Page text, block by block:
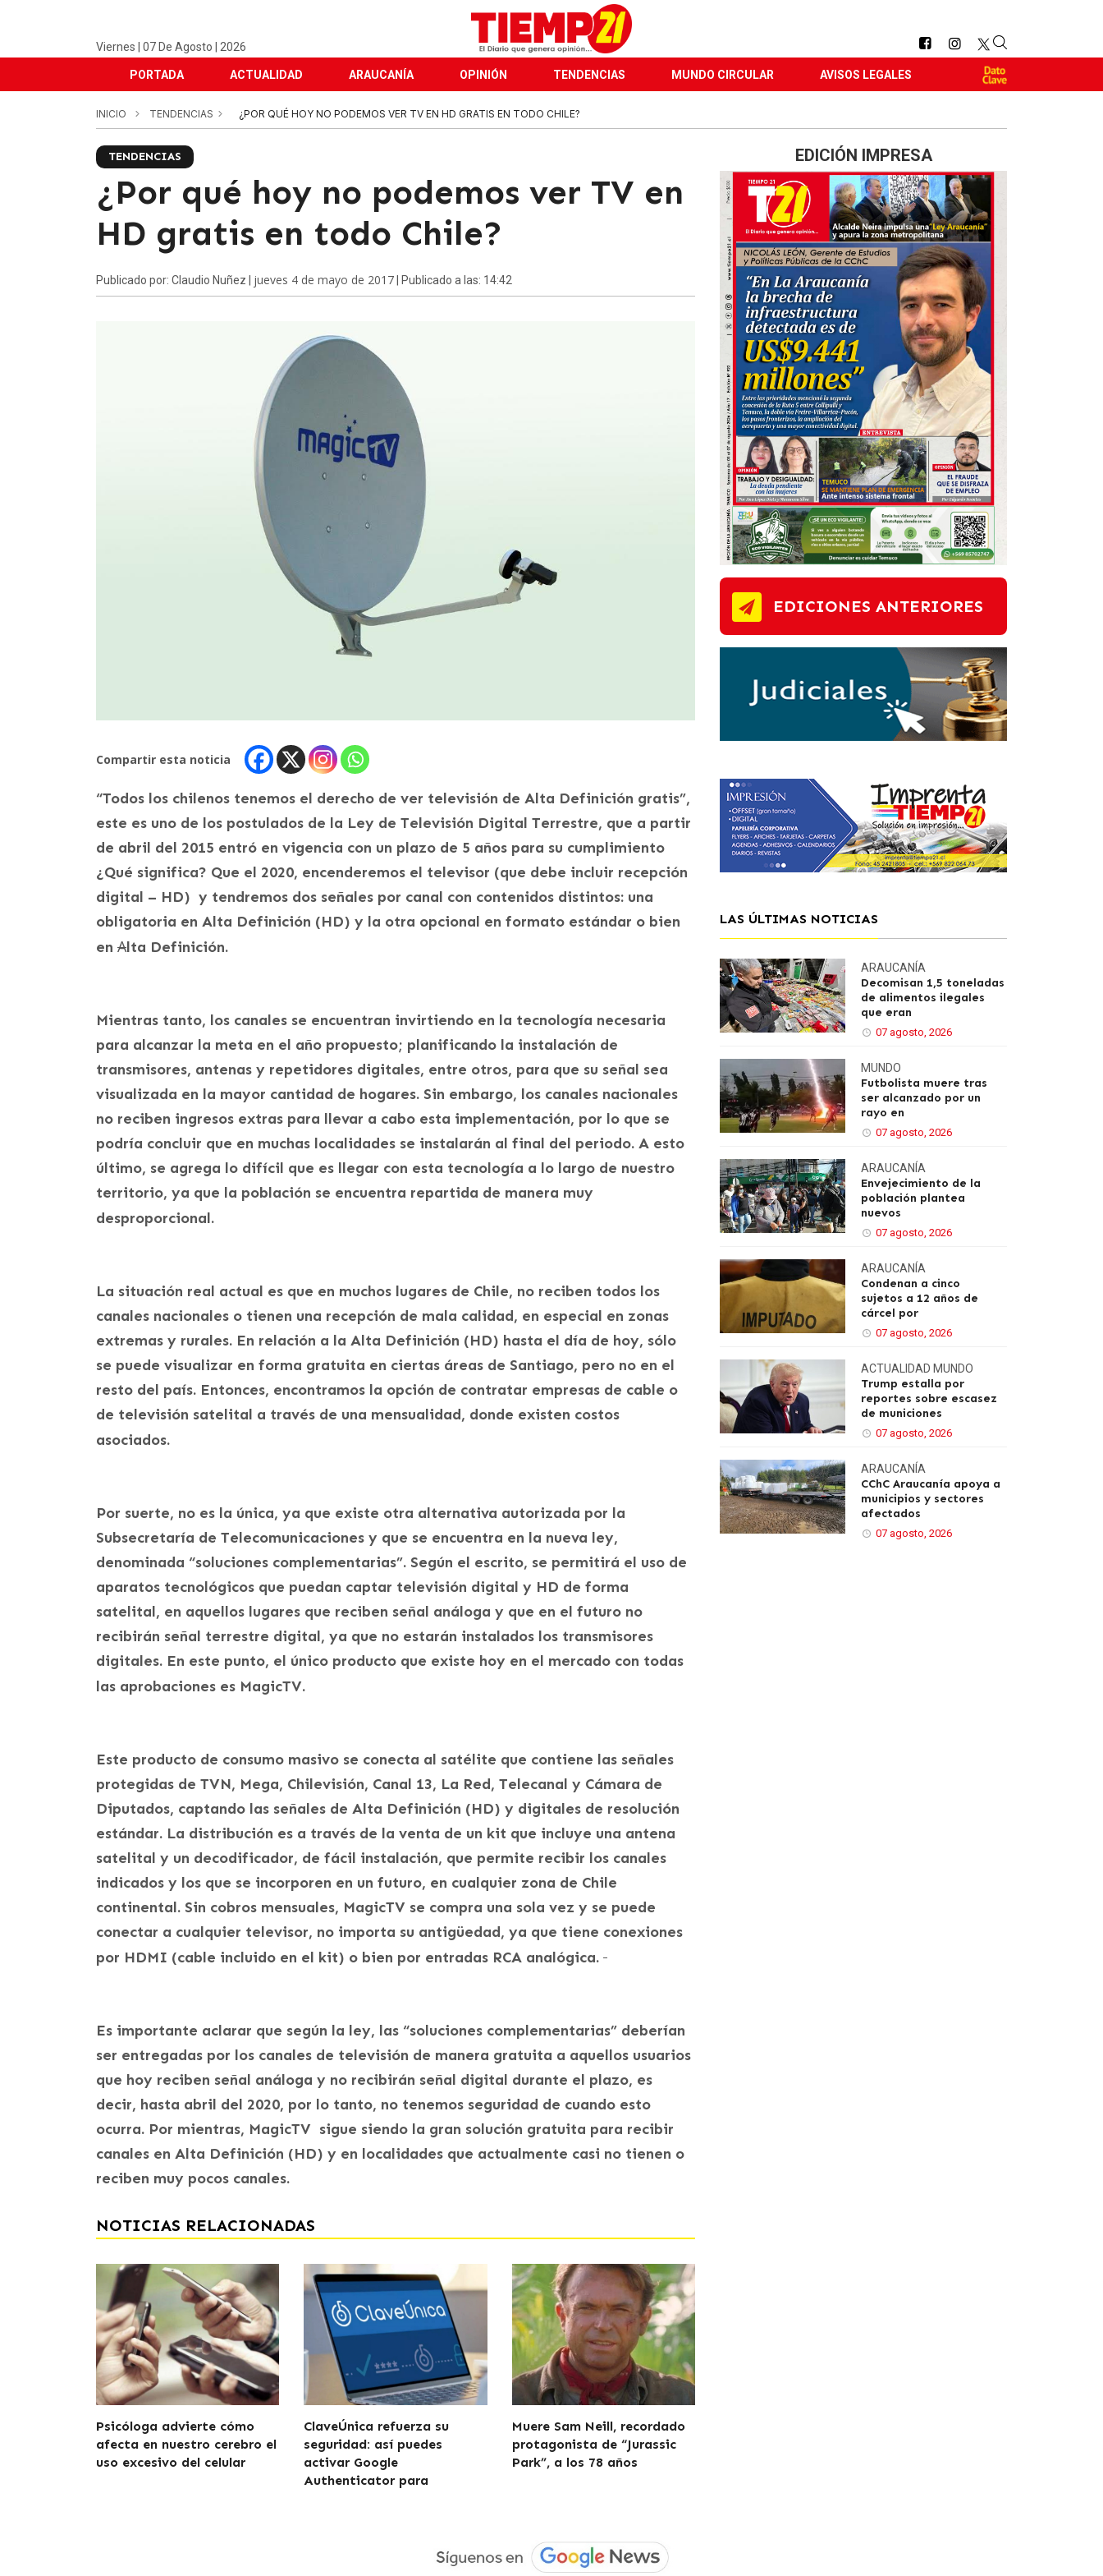
Viernes | 07 De Agosto | 2026
PORTADA ACTUALIDAD ARAUCANÍA OPINIÓN TENDENCIAS MUNDO CIRCULAR AVISOS LEGALES
INICIO TENDENCIAS ¿POR QUÉ HOY NO PODEMOS VER TV EN HD GRATIS EN TODO CHILE?
TENDENCIAS
¿Por qué hoy no podemos ver TV en
HD gratis en todo Chile?
Publicado por: Claudio Nuñez | jueves 4 de mayo de 2017 | Publicado a las: 14:42
Compartir esta noticia
“Todos los chilenos tenemos el derecho de ver televisión de Alta Definición gratis”,
este es uno de los postulados de la Ley de Televisión Digital Terrestre, que a partir
de abril del 2015 entró en vigencia con un plazo de 5 años para su cumplimiento
¿Qué significa? Que el 2020, encenderemos el televisor (que debe incluir recepción
digital – HD) y tendremos dos señales por canal con contenidos distintos: una
obligatoria en Alta Definición (HD) y la otra opcional en formato estándar o bien
en Alta Definición.
Mientras tanto, los canales se encuentran invirtiendo en la tecnología necesaria
para alcanzar la meta en el año propuesto; planificando la instalación de
transmisores, antenas y repetidores digitales, entre otros, para que su señal sea
visualizada en la mayor cantidad de hogares. Sin embargo, los canales nacionales
no reciben ingresos extras para llevar a cabo esta implementación, por lo que se
podría concluir que en muchas localidades se instalarán al final del periodo. A esto
último, se agrega lo difícil que es llegar con esta tecnología a lo largo de nuestro
territorio, ya que la población se encuentra repartida de manera muy
desproporcional.
La situación real actual es que en muchos lugares de Chile, no reciben todos los
canales nacionales o tienen una recepción de mala calidad, en especial en zonas
extremas y rurales. En relación a la Alta Definición (HD) hasta el día de hoy, sólo
se puede visualizar en forma gratuita en ciertas áreas de Santiago, pero no en el
resto del país. Entonces, encontramos la opción de contratar empresas de cable o
de televisión satelital a través de una mensualidad, donde existen costos
asociados.
Por suerte, no es la única, ya que existe otra alternativa autorizada por la
Subsecretaría de Telecomunicaciones y que se encuentra en la nueva ley,
denominada “soluciones complementarias”. Según el escrito, se permitirá el uso de
aparatos tecnológicos que puedan captar televisión digital y HD de forma
satelital, en aquellos lugares que reciben señal análoga y que en el futuro no
recibirán señal terrestre digital, ya que no estarán instalados los transmisores
digitales. En este punto, el único producto que existe hoy en el mercado con todas
las aprobaciones es MagicTV.
Este producto de consumo masivo se conecta al satélite que contiene las señales
protegidas de TVN, Mega, Chilevisión, Canal 13, La Red, Telecanal y Cámara de
Diputados, captando las señales de Alta Definición (HD) y digitales de resolución
estándar. La distribución es a través de la venta de un kit que incluye una antena
satelital y un decodificador, de fácil instalación, que permite recibir los canales
indicados y los que se incorporen en un futuro, en cualquier zona de Chile
continental. Sin cobros mensuales, MagicTV se compra una sola vez y se puede
conectar a cualquier televisor, no importa su antigüedad, ya que tiene conexiones
por HDMI (cable incluido en el kit) o bien por entradas RCA analógica.
Es importante aclarar que según la ley, las “soluciones complementarias” deberían
ser entregadas por los canales de televisión de manera gratuita a aquellos usuarios
que hoy reciben señal análoga y no recibirán señal digital durante el plazo, es
decir, hasta abril del 2020, por lo tanto, no tenemos seguridad de cuando esto
ocurra. Por mientras, MagicTV sigue siendo la gran solución gratuita para recibir
canales en Alta Definición (HD) y en localidades que actualmente casi no tienen o
reciben muy pocos canales.
NOTICIAS RELACIONADAS
Psicóloga advierte cómo
afecta en nuestro cerebro el
uso excesivo del celular
ClaveÚnica refuerza su
seguridad: así puedes
activar Google
Authenticator para
Muere Sam Neill, recordado
protagonista de “Jurassic
Park”, a los 78 años
EDICIÓN IMPRESA
EDICIONES ANTERIORES
LAS ÚLTIMAS NOTICIAS
ARAUCANÍA
Decomisan 1,5 toneladas
de alimentos ilegales
que eran
07 agosto, 2026
MUNDO
Futbolista muere tras
ser alcanzado por un
rayo en
07 agosto, 2026
ARAUCANÍA
Envejecimiento de la
población plantea
nuevos
07 agosto, 2026
ARAUCANÍA
Condenan a cinco
sujetos a 12 años de
cárcel por
07 agosto, 2026
ACTUALIDAD MUNDO
Trump estalla por
reportes sobre escasez
de municiones
07 agosto, 2026
ARAUCANÍA
CChC Araucanía apoya a
municipios y sectores
afectados
07 agosto, 2026